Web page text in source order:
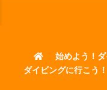
始めよう！
ダイビングに行こう！